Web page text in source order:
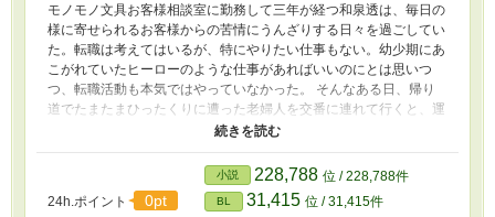
モノモノ文具お客様相談室に勤務して三年が経つ和泉透は、毎日の
様に寄せられるお客様からの苦情にうんざりする日々を過ごしてい
た。転職は考えてはいるが、特にやりたい仕事もない。幼少期にあ
こがれていたヒーローのような仕事があればいいのにとは思いつ
つ、転職活動も本気ではやっていなかった。 そんなある日、帰り
道でたまたまひったくりに遭った老婦人を交番に連れて行くと、運
よくひったくりの犯人が警察官に捕まえられており、老婦人が警察
のような仕事に思えた和泉は警察官への転職を決意した。 しか
し、警察学校に入った直後、担当教官となったのは、高校生の時に
付き合っていた元カレの一ノ瀬仁だった。一ノ瀬の積極的なアプロ
24h.ポイント 0pt
小説 228,788 位 / 228,788件
BL 31,415 位 / 31,415件